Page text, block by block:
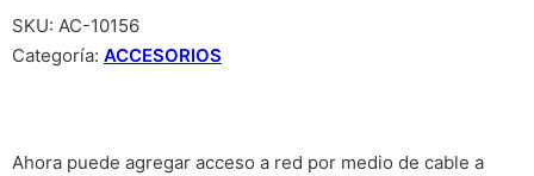
SKU: AC-10156
Categoría: ACCESORIOS
Ahora puede agregar acceso a red por medio de cable a